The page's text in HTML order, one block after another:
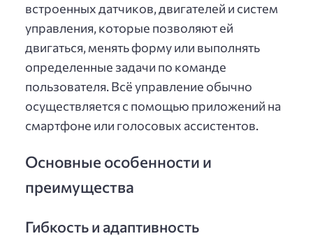
встроенных датчиков, двигателей и систем
управления, которые позволяют ей
двигаться, менять форму или выполнять
определенные задачи по команде
пользователя. Всё управление обычно
осуществляется с помощью приложений на
смартфоне или голосовых ассистентов.
Основные особенности и
преимущества
Гибкость и адаптивность